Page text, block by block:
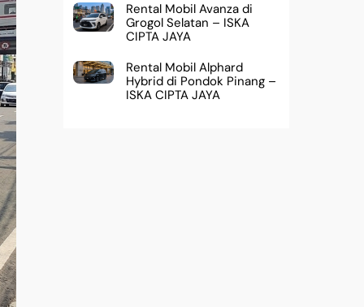
Rental Mobil Avanza di
Grogol Selatan – ISKA
CIPTA JAYA
Rental Mobil Alphard
Hybrid di Pondok Pinang –
ISKA CIPTA JAYA